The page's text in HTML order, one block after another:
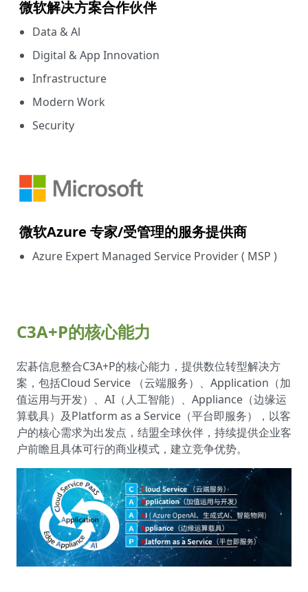
微软解决方案合作伙伴
Data & Al
Digital & App Innovation
Infrastructure
Modern Work
Security
微软Azure 专家/受管理的服务提供商
Azure Expert Managed Service Provider ( MSP )
C3A+P的核心能力
宏碁信息整合C3A+P的核心能力，提供数位转型解决方
案，包括Cloud Service （云端服务）、Application（加
值运用与开发）、AI（人工智能）、Appliance（边缘运
算载具）及Platform as a Service（平台即服务），以客
户的核心需求为出发点，结盟全球伙伴，持续提供企业客
户前瞻且具体可行的商业模式，建立竞争优势。